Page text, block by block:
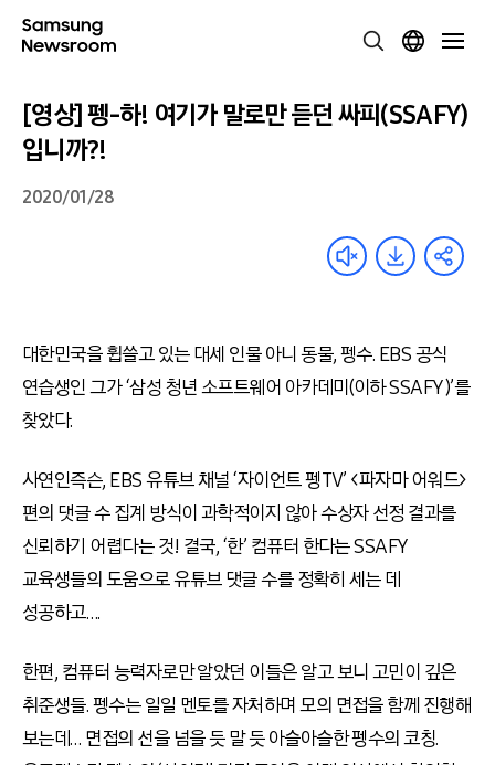
[영상] 펭-하! 여기가 말로만 듣던 싸피(SSAFY)
입니까?!
2020/01/28
대한민국을 휩쓸고 있는 대세 인물 아니 동물, 펭수. EBS 공식
연습생인 그가 ‘삼성 청년 소프트웨어 아카데미(이하 SSAFY)’를
찾았다.
사연인즉슨, EBS 유튜브 채널 ‘자이언트 펭TV’ <파자마 어워드>
편의 댓글 수 집계 방식이 과학적이지 않아 수상자 선정 결과를
신뢰하기 어렵다는 것! 결국, ‘한’ 컴퓨터 한다는 SSAFY
교육생들의 도움으로 유튜브 댓글 수를 정확히 세는 데
성공하고….
한편, 컴퓨터 능력자로만 알았던 이들은 알고 보니 고민이 깊은
취준생들. 펭수는 일일 멘토를 자처하며 모의 면접을 함께 진행해
보는데… 면접의 선을 넘을 듯 말 듯 아슬아슬한 펭수의 코칭.